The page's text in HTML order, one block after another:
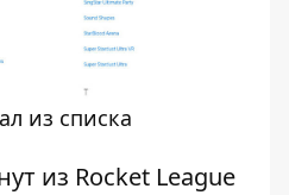
из списка
из Rocket League